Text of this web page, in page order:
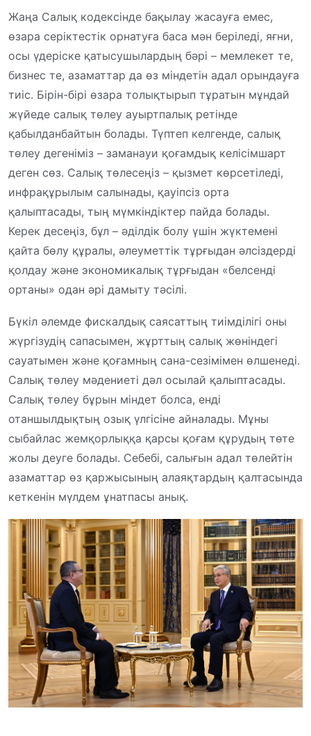
Жаңа Салық кодексінде бақылау жасауға емес,
өзара серіктестік орнатуға баса мән беріледі, яғни,
осы үдеріске қатысушылардың бәрі – мемлекет те,
бизнес те, азаматтар да өз міндетін адал орындауға
тиіс. Бірін-бірі өзара толықтырып тұратын мұндай
жүйеде салық төлеу ауыртпалық ретінде
қабылданбайтын болады. Түптеп келгенде, салық
төлеу дегеніміз – заманауи қоғамдық келісімшарт
деген сөз. Салық төлесеңіз – қызмет көрсетіледі,
инфрақұрылым салынады, қауіпсіз орта
қалыптасады, тың мүмкіндіктер пайда болады.
Керек десеңіз, бұл – әділдік болу үшін жүктемені
қайта бөлу құралы, әлеуметтік тұрғыдан әлсіздерді
қолдау және экономикалық тұрғыдан «белсенді
ортаны» одан әрі дамыту тәсілі.
Бүкіл әлемде фискалдық саясаттың тиімділігі оны
жүргізудің сапасымен, жұрттың салық жөніндегі
сауатымен және қоғамның сана-сезімімен өлшенеді.
Салық төлеу мәдениеті дәл осылай қалыптасады.
Салық төлеу бұрын міндет болса, енді
отаншылдықтың озық үлгісіне айналады. Мұны
сыбайлас жемқорлыққа қарсы қоғам құрудың төте
жолы деуге болады. Себебі, салығын адал төлейтін
азаматтар өз қаржысының алаяқтардың қалтасында
кеткенін мүлдем ұнатпасы анық.